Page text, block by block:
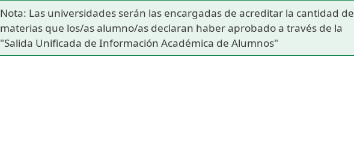
Nota: Las universidades serán las encargadas de acreditar la cantidad de
materias que los/as alumno/as declaran haber aprobado a través de la
"Salida Unificada de Información Académica de Alumnos"